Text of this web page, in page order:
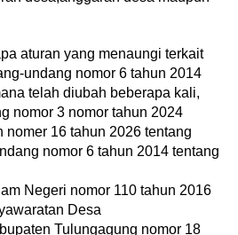
aturan yang menaungi terkait
undang nomor 6 tahun 2014
telah diubah beberapa kali,
nomor 3 nomor tahun 2024
nomer 16 tahun 2026 tentang
nomor 6 tahun 2014 tentang
Negeri nomor 110 tahun 2016
Desa
Tulungagung nomor 18